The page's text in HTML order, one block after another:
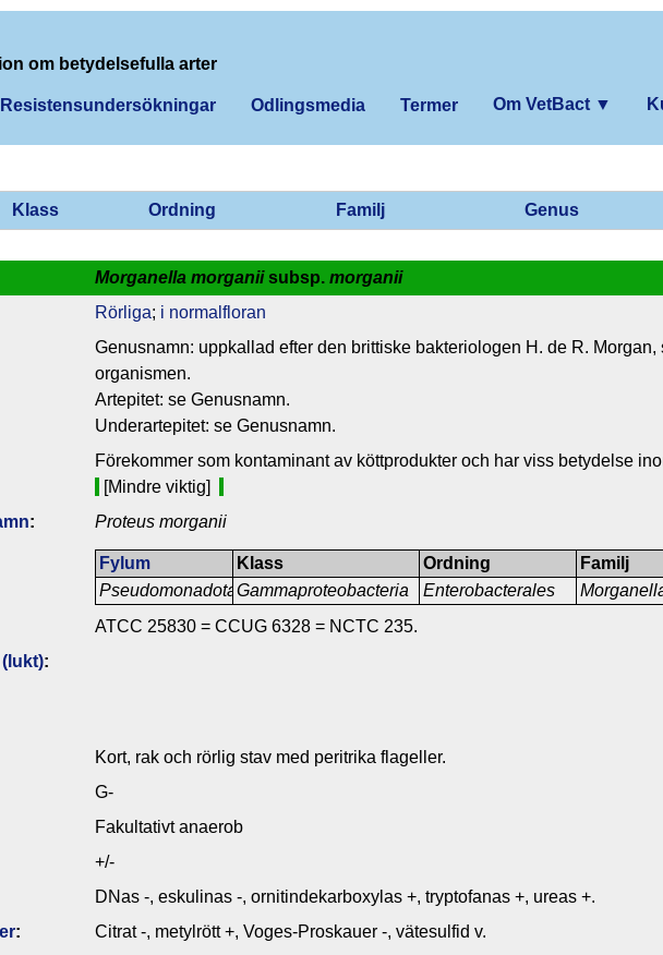
om betydelsefulla arter
Resistensundersökningar Odlingsmedia Termer Om VetBact ▼
Klass Ordning Familj Genus
Morganella morganiisubsp. morganii
Rörliga; i normalfloran
Genusnamn: uppkallad efter den brittiske bakteriologen H. de R. Morgan,
organismen.
Artepitet: se Genusnamn.
Underartepitet: se Genusnamn.
Förekommer som kontaminant av köttprodukter och har viss betydelse
[Mindre viktig]
:
Proteus morganii
Fylum
Pseudomonadota
Klass
Gammaproteobacteria
Ordning
Enterobacterales
Familj
ATCC 25830 = CCUG 6328 = NCTC 235.
:
Kort, rak och rörlig stav med peritrika flageller.
G-
Fakultativt anaerob
+/-
DNas -, eskulinas -, ornitindekarboxylas +, tryptofanas +, ureas +.
:
Citrat -, metylrött +, Voges-Proskauer -, vätesulfid v.